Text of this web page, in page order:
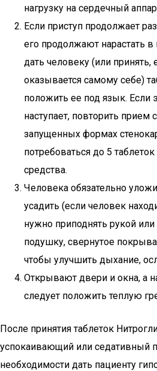
нагрузку на сердечный
Если приступ продолжает
его продолжают нарастать в
дать человеку (или
оказывается самому себе)
положить ее под язык. Если
наступает, повторить прием
запущенных формах
потребоваться до 5
средства.
Человека обязательно
усадить (если человек
нужно приподнять рукой
подушку, свернутое
чтобы улучшить дыхание,
Открывают двери и окна, а
следует положить теплую
После принятия таблеток
успокаивающий или седативный
необходимости дать пациенту